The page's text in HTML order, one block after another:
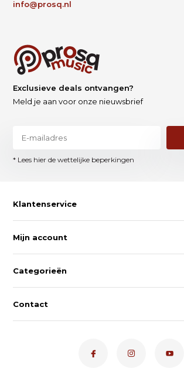
info@prosq.nl
Exclusieve deals ontvangen?
Meld je aan voor onze nieuwsbrief
* Lees hier de wettelijke beperkingen
Klantenservice
Mijn account
Categorieën
Contact